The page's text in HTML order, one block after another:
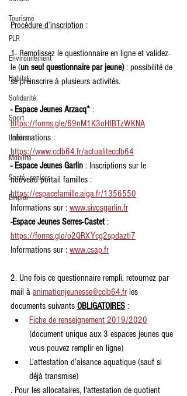
Tourisme
PLR
Environnement
Habitat
Solidarité
Sport
Loisirs
Mobilité
Santé - seniors
Emploi
Procédure d’inscription :
1- Remplissez le questionnaire en ligne et validez-
le (un seul questionnaire par jeune) : possibilité de
se préinscrire à plusieurs activités.
- Espace Jeunes Arzacq* :
https://forms.gle/69nM1K3oHfBTzWKNA
Informations :
https://www.cclb64.fr/actualitecclb64
- Espace Jeunes Garlin : Inscriptions sur le
nouveau portail familles :
https://espacefamille.aiga.fr/1356550
Informations sur : www.sivosgarlin.fr
-Espace Jeunes Serres-Castet :
https://forms.gle/o2QRXYcg2spdazti7
Informations sur : www.csap.fr
2. Une fois ce questionnaire rempli, retournez par
mail à animationjeunesse@cclb64.fr les
documents suivants OBLIGATOIRES :
Fiche de renseignement 2019/2020
(document unique aux 3 espaces jeunes que
vous pouvez remplir en ligne)
L’attestation d’aisance aquatique (sauf si
déjà transmise)
. Pour les allocataires, l'attestation de quotient